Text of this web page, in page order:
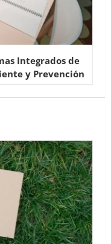
Integrados de
y Prevención